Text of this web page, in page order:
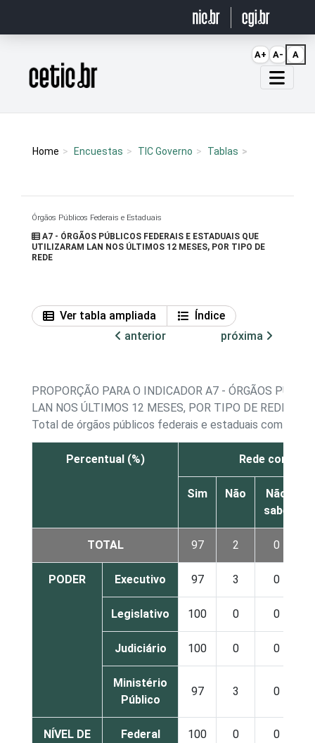
Página inicial
Home Encuestas TIC Governo Tablas
Órgãos Públicos Federais e Estaduais
A7 - ÓRGÃOS PÚBLICOS FEDERAIS E ESTADUAIS QUE
UTILIZARAM LAN NOS ÚLTIMOS 12 MESES, POR TIPO DE
REDE
Ver tabla ampliada
Índice
anterior
próxima
PROPORÇÃO PARA O INDICADOR A7 - ÓRGÃOS
LAN NOS ÚLTIMOS 12 MESES, POR TIPO DE REDE
Total de órgãos públicos federais e estaduais com
Percentual (%) Rede com fio
Sim Não
Não
sabe
TOTAL 97 2 0
PODER Executivo 97 3 0
Legislativo 100 0 0
Judiciário 100 0 0
Ministério
Público
97 3 0
NÍVEL DE
Federal 100 0 0
A+ A- A